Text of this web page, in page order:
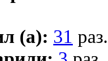
(а): 31 раз.